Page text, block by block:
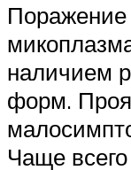
наличием
форм.
Чаще